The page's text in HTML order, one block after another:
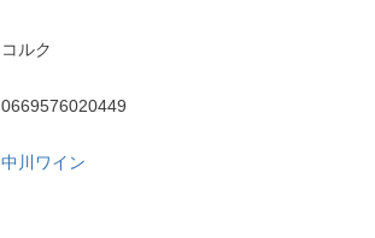
コルク
0669576020449
中川ワイン